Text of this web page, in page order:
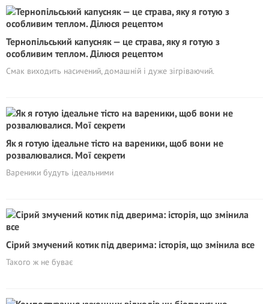
Тернопільський капусняк — це страва, яку я готую з
особливим теплом. Ділюся рецептом
Смак виходить насичений, домашній і дуже зігріваючий.
Як я готую ідеальне тісто на вареники, щоб вони не
розвалювалися. Мої секрети
Вареники будуть ідеальними
Сірий змучений котик під дверима: історія, що змінила все
Такого ж не буває